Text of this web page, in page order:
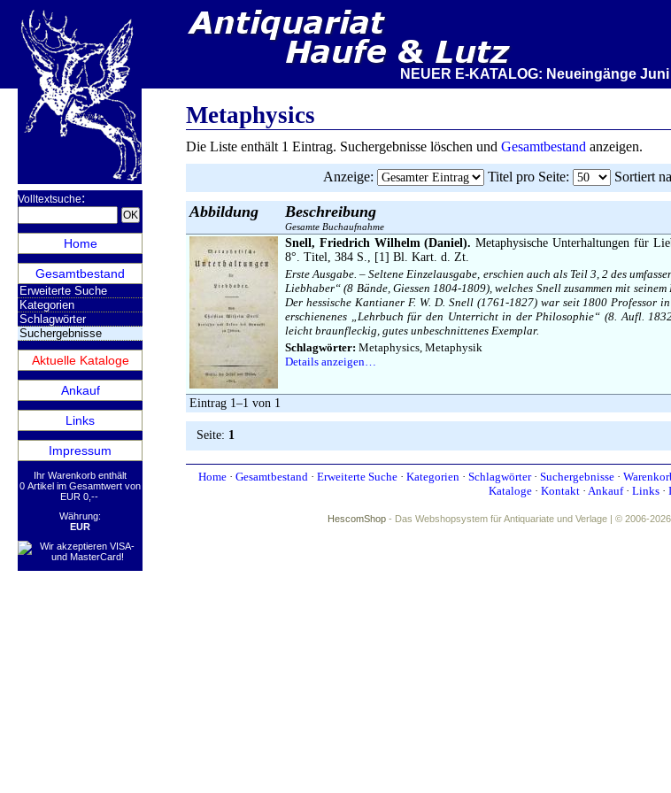
NEUER E-KATALOG: Neueingänge
Volltextsuche:
Home
Gesamtbestand
Erweiterte Suche
Kategorien
Schlagwörter
Suchergebnisse
Aktuelle Kataloge
Ankauf
Links
Impressum
Ihr Warenkorb enthält
0 Artikel im Gesamtwert von
EUR 0,--
Währung:
EUR
Metaphysics
Die Liste enthält 1 Eintrag. Suchergebnisse löschen und Gesamtbestand anzeigen.
Anzeige: Titel pro Seite: Sortiert
Abbildung Beschreibung
Gesamte Buchaufnahme
Snell, Friedrich Wilhelm (Daniel). Metaphysische Unterhaltungen für
8°. Titel, 384 S., [1] Bl. Kart. d. Zt.
Erste Ausgabe. – Seltene Einzelausgabe, erschien auch als Teil 3, 2 des
Liebhaber“ (8 Bände, Giessen 1804-1809), welches Snell zusammen mit
Der hessische Kantianer F. W. D. Snell (1761-1827) war seit 1800 Professor
erschienenes „Lehrbuch für den Unterricht in der Philosophie“ (8. Aufl.
leicht braunfleckig, gutes unbeschnittenes Exemplar.
Schlagwörter: Metaphysics, Metaphysik
Details anzeigen…
Eintrag 1–1 von 1
Seite: 1
Home · Gesamtbestand · Erweiterte Suche · Kategorien · Schlagwörter· Suchergebnisse ·
Kataloge· Kontakt· Ankauf· Links·
HescomShop - Das Webshopsystem für Antiquariate und Verlage | © 2006-